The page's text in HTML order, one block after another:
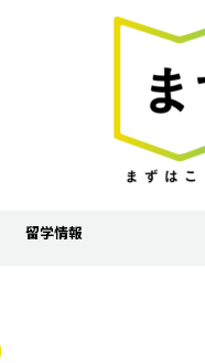
留学情報